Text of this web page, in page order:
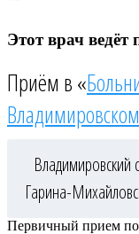
Этот врач
Приём в «
Владимировский
Гарина-
Первичный прием